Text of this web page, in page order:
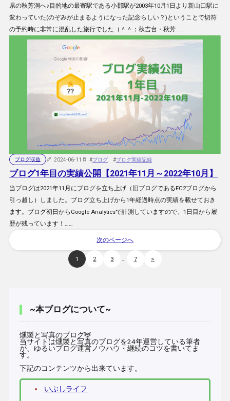
県の秋芳洞へ♪目的地の最寄駅である小郡駅が2003年10月1日より新山口駅に
変わっていた(のぞみが止まるようになった記念らしい？)ということで切符
の予約時に非常に混乱した旅行でした（＾＾；秋吉台・秋芳……
ブログ収益 2024-06-11 #ブログ #ブログ実績記録
ブログ1年目の実績公開【2021年11月～2022年10月】
当ブログは2021年11月にブログを立ち上げ（旧ブログであるFC2ブログから
引っ越し）しました。ブログ立ち上げから1年経過時点の実績を載せておき
ます。ブログ初日からGoogle Analyticsで計測していますので、1日目から履
歴が残っています！……
次のページへ
1 2 3 … 7 >
~本ブログについて~
燻製と写真のブログ🦌
当サイトは燻製と写真のブログを24年運営している筆者
が、ゆるいブログ運営ノウハウ・継続のコツを書いてま
す。
下記のコンテンツから出来ています。
いぶしライフ